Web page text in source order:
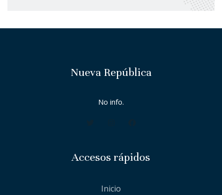
Nueva República
No info.
Accesos rápidos
Inicio